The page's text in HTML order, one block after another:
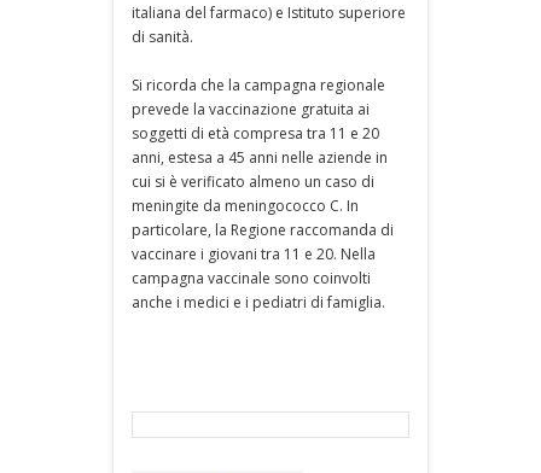
italiana del farmaco) e Istituto superiore
di sanità.
Si ricorda che la campagna regionale
prevede la vaccinazione gratuita ai
soggetti di età compresa tra 11 e 20
anni, estesa a 45 anni nelle aziende in
cui si è verificato almeno un caso di
meningite da meningococco C. In
particolare, la Regione raccomanda di
vaccinare i giovani tra 11 e 20. Nella
campagna vaccinale sono coinvolti
anche i medici e i pediatri di famiglia.